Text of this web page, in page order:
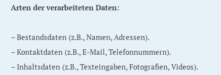
Arten der verarbeiteten Daten:
– Bestandsdaten (z.B., Namen, Adressen).
– Kontaktdaten (z.B., E-Mail, Telefonnummern).
– Inhaltsdaten (z.B., Texteingaben, Fotografien, Videos).